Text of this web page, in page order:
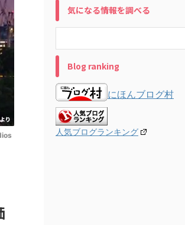
気になる情報を調べる
Blog ranking
にほんブログ村
人気ブログランキング